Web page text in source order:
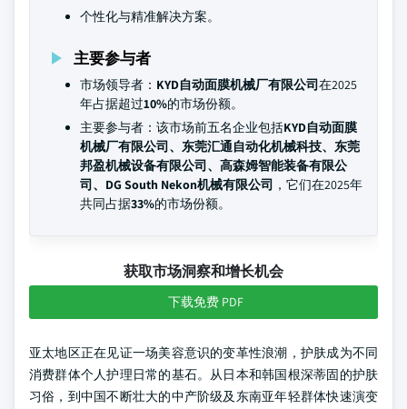
个性化与精准解决方案。
主要参与者
市场领导者： KYD自动面膜机械厂有限公司在2025
年占据超过10%的市场份额。
主要参与者：该市场前五名企业包括KYD自动面膜
机械厂有限公司、东莞汇通自动化机械科技、东莞
邦盈机械设备有限公司、高森姆智能装备有限公
司、DG South Nekon机械有限公司 ，它们在2025年
共同占据33%的市场份额。
获取市场洞察和增长机会
下载免费 PDF
亚太地区正在见证一场美容意识的变革性浪潮，护肤成为不同
消费群体个人护理日常的基石。从日本和韩国根深蒂固的护肤
习俗，到中国不断壮大的中产阶级及东南亚年轻群体快速演变